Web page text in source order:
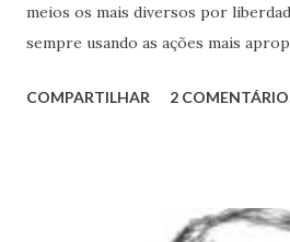
meios os mais diversos por
sempre usando as ações mais
aspecto material, terreno...
onde vige pressão, opressão,
COMPARTILHAR 2